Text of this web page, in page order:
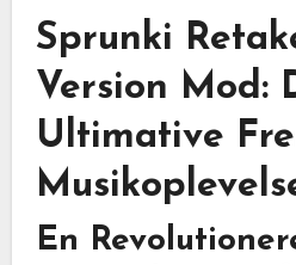
Sprunki
Version Mod:
Ultimative
En